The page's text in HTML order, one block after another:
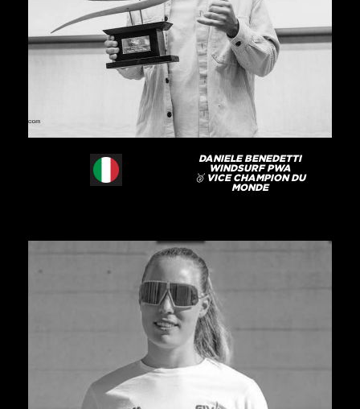
DANIELE BENEDETTI
WINDSURF PWA
🥈 VICE CHAMPION DU
MONDE